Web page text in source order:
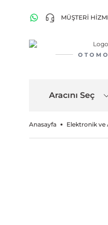
MÜŞTERİ
Aracını Seç
Anasayfa Elektronik ve